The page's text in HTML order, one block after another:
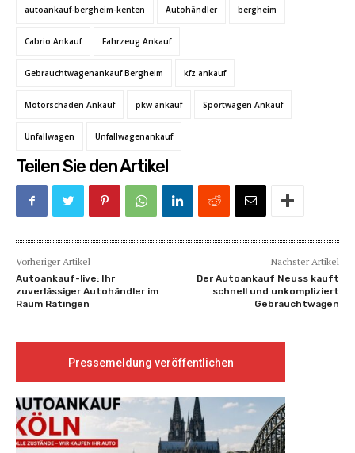
autoankauf-bergheim-kenten Autohändler bergheim
Cabrio Ankauf Fahrzeug Ankauf
Gebrauchtwagenankauf Bergheim kfz ankauf
Motorschaden Ankauf pkw ankauf Sportwagen Ankauf
Unfallwagen Unfallwagenankauf
Teilen Sie den Artikel
Vorheriger Artikel
Autoankauf-live: Ihr
zuverlässiger Autohändler im
Raum Ratingen
Nächster Artikel
Der Autoankauf Neuss kauft
schnell und unkompliziert
Gebrauchtwagen
Pressemeldung veröffentlichen